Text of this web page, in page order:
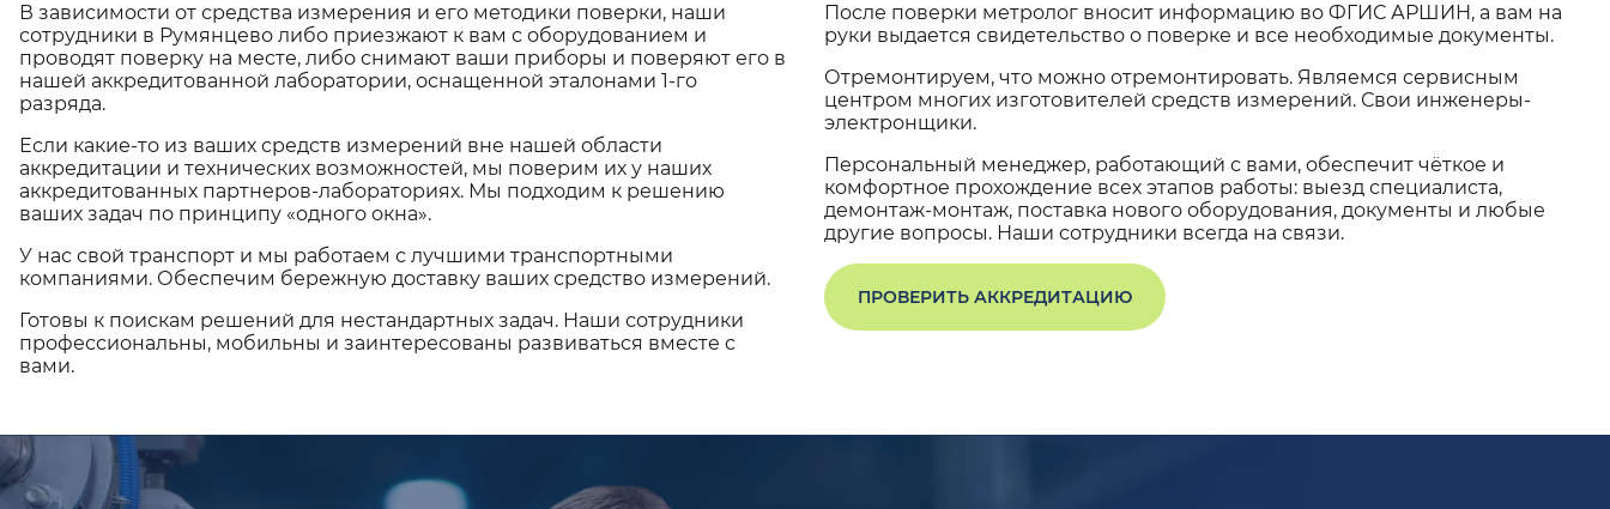
В зависимости от средства измерения и его методики поверки, наши
сотрудники в Румянцево либо приезжают к вам с оборудованием и
проводят поверку на месте, либо снимают ваши приборы и поверяют его в
нашей аккредитованной лаборатории, оснащенной эталонами 1-го
разряда.
Если какие-то из ваших средств измерений вне нашей области
аккредитации и технических возможностей, мы поверим их у наших
аккредитованных партнеров-лабораториях. Мы подходим к решению
ваших задач по принципу «одного окна».
У нас свой транспорт и мы работаем с лучшими транспортными
компаниями. Обеспечим бережную доставку ваших средство измерений.
Готовы к поискам решений для нестандартных задач. Наши сотрудники
профессиональны, мобильны и заинтересованы развиваться вместе с
вами.
После поверки метролог вносит информацию во ФГИС АРШИН, а вам на
руки выдается свидетельство о поверке и все необходимые документы.
Отремонтируем, что можно отремонтировать. Являемся сервисным
центром многих изготовителей средств измерений. Свои инженеры-
электронщики.
Персональный менеджер, работающий с вами, обеспечит чёткое и
комфортное прохождение всех этапов работы: выезд специалиста,
демонтаж-монтаж, поставка нового оборудования, документы и любые
другие вопросы. Наши сотрудники всегда на связи.
ПРОВЕРИТЬ АККРЕДИТАЦИЮ